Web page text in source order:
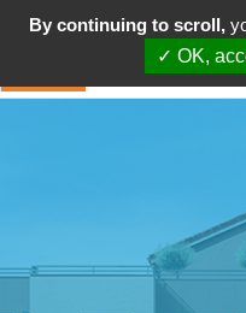
By continuing to scroll,
✓ OK,